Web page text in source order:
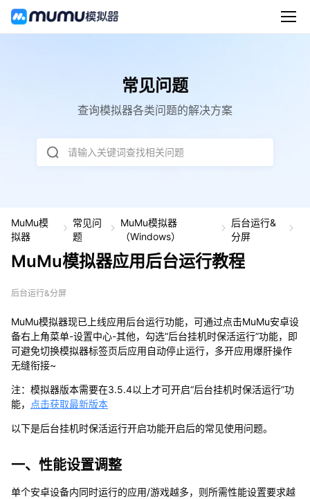
常见问题
查询模拟器各类问题的解决方案
请输入关键词查找相关问题
MuMu模
拟器
常见问
题
MuMu模拟器
（Windows）
后台运行&
分屏
MuMu模拟器应用后台运行教程
后台运行&分屏
MuMu模拟器现已上线应用后台运行功能，可通过点击MuMu安卓设
备右上角菜单-设置中心-其他，勾选“后台挂机时保活运行”功能，即
可避免切换模拟器标签页后应用自动停止运行，多开应用爆肝操作
无缝衔接~
注：模拟器版本需要在3.5.4以上才可开启“后台挂机时保活运行”功
能，
点击获取最新版本
以下是后台挂机时保活运行开启功能开启后的常见使用问题。
一、性能设置调整
单个安卓设备内同时运行的应用/游戏越多，则所需性能设置要求越